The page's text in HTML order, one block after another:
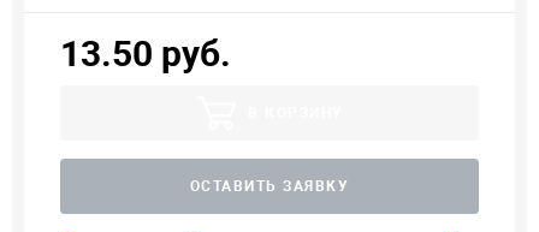
13.50 руб.
ОСТАВИТЬ ЗАЯВКУ